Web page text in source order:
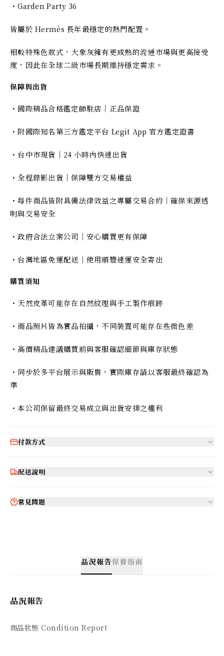
・Garden Party 36
皆屬於 Hermès 長年最穩定的熱門配置。
相較特殊色款式，大象灰擁有更成熟的流通市場與更高接受
度，因此在全球二級市場長期維持穩定需求。
保障與出貨
・國際精品合格鑑定師駐店｜正品保證
・附國際知名第三方鑑定平台 Legit App 官方鑑定證書
・台中市現貨｜24 小時內快速出貨
・全程錄影出貨｜保障雙方交易權益
・每件商品皆附具備法律效益之專屬交易合約｜確保來源透
明與交易安全
・政府合法立案公司｜安心購買更有保障
・台灣地區免運配送｜使用順豐速運安全寄出
購買須知
・天然皮革可能存在自然紋理與手工製作痕跡
・商品照片皆為實品拍攝，不同裝置可能存在些微色差
・高價精品建議購買前與客服確認細節與庫存狀態
・同步於多平台展示與販售，實際庫存請以客服最終確認為
準
・本公司保留最終交易成立與出貨安排之權利
付款方式
配送說明
常見問題
品況報告保養指南
品況報告
商品狀態 Condition Report